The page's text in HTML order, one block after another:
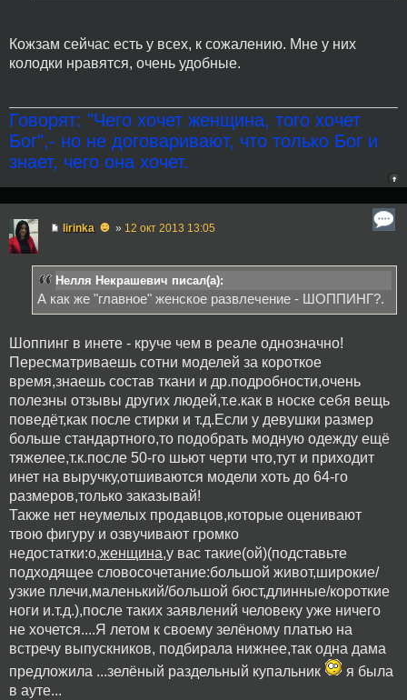
Кожзам сейчас есть у всех, к сожалению. Мне у них
колодки нравятся, очень удобные.
Говорят: "Чего хочет женщина, того хочет
Бог",- но не договаривают, что только Бог и
знает, чего она хочет.
lirinka ☻ » 12 окт 2013 13:05
Нелля Некрашевич писал(а):
А как же "главное" женское развлечение - ШОППИНГ?.
Шоппинг в инете - круче чем в реале однозначно!
Пересматриваешь сотни моделей за короткое
время,знаешь состав ткани и др.подробности,очень
полезны отзывы других людей,т.е.как в носке себя вещь
поведёт,как после стирки и т.д.Если у девушки размер
больше стандартного,то подобрать модную одежду ещё
тяжелее,т.к.после 50-го шьют черти что,тут и приходит
инет на выручку,отшиваются модели хоть до 64-го
размеров,только заказывай!
Также нет неумелых продавцов,которые оценивают
твою фигуру и озвучивают громко
недостатки:о,женщина,у вас такие(ой)(подставьте
подходящее словосочетание:большой живот,широкие/
узкие плечи,маленький/большой бюст,длинные/короткие
ноги и.т.д.),после таких заявлений человеку уже ничего
не хочется....Я летом к своему зелёному платью на
встречу выпускников, подбирала нижнее,так одна дама
предложила ...зелёный раздельный купальник
я была
в ауте...